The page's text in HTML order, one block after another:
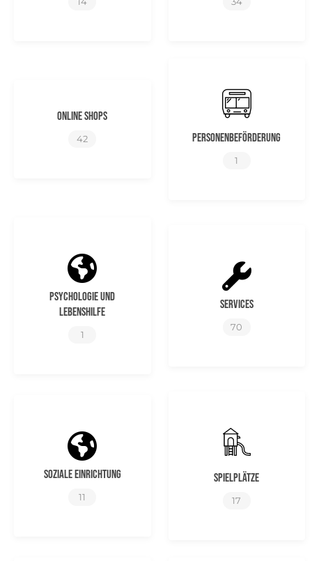
Online Shops
42 Personenbeförderung
1
Psychologie und
Lebenshilfe
1
Services
70
Soziale Einrichtung
11
Spielplätze
17